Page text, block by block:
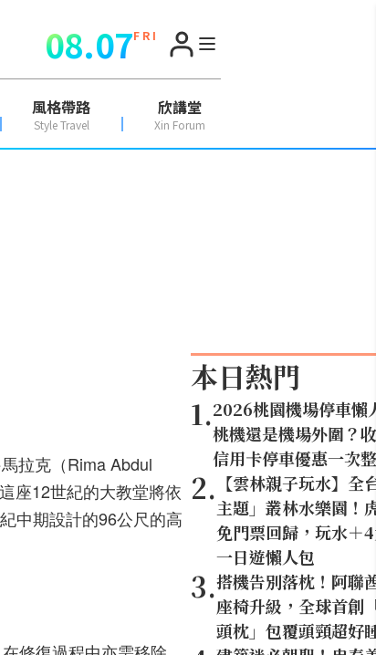
08.07F R I
風格帶路
Style Travel
欣講堂
Xin Forum
拉克（Rima Abdul
座12世紀的大教堂將依
中期設計的96公尺的高
本日熱門
1.2026桃園機場停車懶
桃機還是機場外圍？
信用卡停車優惠一次
2. 【雲林親子玩水】全
主題」叢林水樂園！
免門票回歸，玩水＋
一日遊懶人包
3.搭機告別落枕！阿聯
座椅升級，全球首
頭枕」包覆頭頸超好